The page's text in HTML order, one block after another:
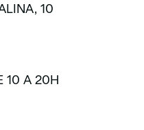
10
10 A 20H